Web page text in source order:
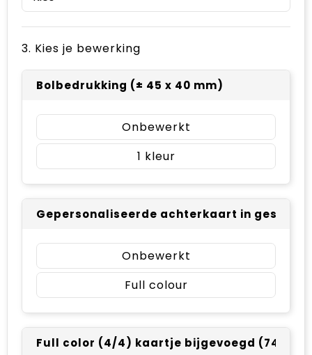
3. Kies je bewerking
Bolbedrukking (± 45 x 40 mm)
Onbewerkt
1
Gepersonaliseerde achterkaart in
Onbewerkt
Full colour
Full color (4/4) kaartje bijgevoegd (74 x